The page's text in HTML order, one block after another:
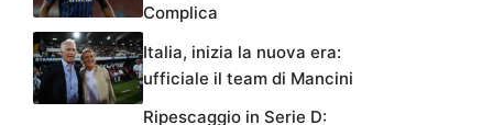
Complica
Italia, inizia la nuova era:
ufficiale il team di Mancini
Ripescaggio in Serie D: